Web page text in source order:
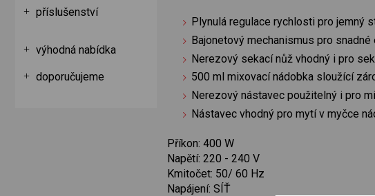
Plynulá regulace rychlosti pro jemný
Bajonetový mechanismus pro
Nerezový sekací nůž vhodný i pro
500 ml mixovací nádobka sloužící
Nerezový nástavec použitelný i pro
Nástavec vhodný pro mytí v myčce
Příkon: 400 W
Napětí: 220 - 240 V
Kmitočet: 50/ 60 Hz
Napájení: SÍŤ
příslušenství
výhodná nabídka
doporučujeme